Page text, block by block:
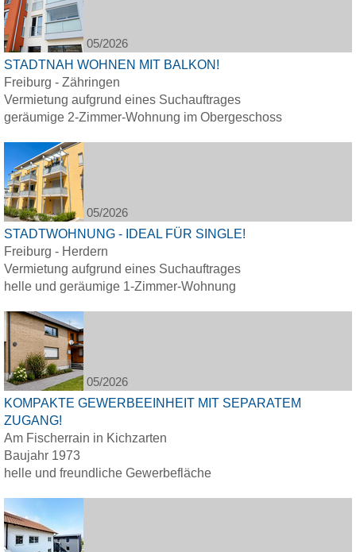
05/2026
STADTNAH WOHNEN MIT BALKON!
Freiburg - Zähringen
Vermietung aufgrund eines Suchauftrages
geräumige 2-Zimmer-Wohnung im Obergeschoss
05/2026
STADTWOHNUNG - IDEAL FÜR SINGLE!
Freiburg - Herdern
Vermietung aufgrund eines Suchauftrages
helle und geräumige 1-Zimmer-Wohnung
05/2026
KOMPAKTE GEWERBEEINHEIT MIT SEPARATEM
ZUGANG!
Am Fischerrain in Kichzarten
Baujahr 1973
helle und freundliche Gewerbefläche